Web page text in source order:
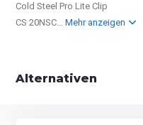
Cold Steel Pro Lite Clip
CS 20NSC...Mehr anzeigen
Alternativen